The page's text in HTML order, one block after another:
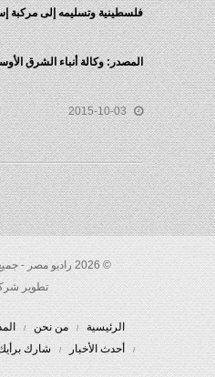
فلسطينية وتسليمه إلى مركبة
المصدر: وكالة أنباء الشرق
2015-10-03
© 2026 راديو مصر
تطوير
الرئيسية من نحن
أحدث الأخبار
شارك